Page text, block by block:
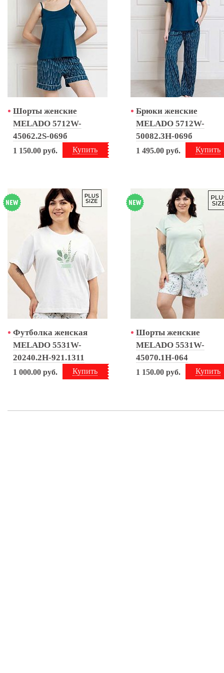
Шорты женские
MELADO 5712W-
45062.2S-069б
Купить
1 150.00 руб.
Брюки женские
MELADO 5712W-
50082.3H-069б
Купить
1 495.00 руб.
Футболка женская
MELADO 5531W-
20240.2H-921.1311
Купить
1 000.00 руб.
Шорты женские
MELADO 5531W-
45070.1H-064
Купить
1 150.00 руб.